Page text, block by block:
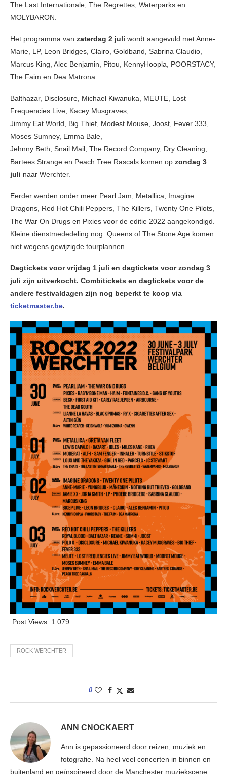
The Last Internationale, The Regrettes, Waterparks en
MOLYBARON.
Het programma van zaterdag 2 juli wordt aangevuld met Anne-
Marie, LP, Leon Bridges, Clairo, Goldband, Sabrina Claudio,
Marcus King, Alec Benjamin, Pitou, KennyHoopla, POORSTACY,
The Faim en Dea Matrona.
Balthazar, Disclosure, Michael Kiwanuka, MEUTE, Lost
Frequencies Live, Kacey Musgraves,
Jimmy Eat World, Big Thief, Modest Mouse, Joost, Fever 333,
Moses Sumney, Emma Bale,
Jehnny Beth, Snail Mail, The Record Company, Dry Cleaning,
Bartees Strange en Peach Tree Rascals komen op zondag 3
juli naar Werchter.
Eerder werden onder meer Pearl Jam, Metallica, Imagine
Dragons, Red Hot Chili Peppers, The Killers, Twenty One Pilots,
The War On Drugs en Pixies voor de editie 2022 aangekondigd.
Kleine dienstmededeling nog: Queens of The Stone Age komen
niet wegens gewijzigde tourplannen.
Dagtickets voor vrijdag 1 juli en dagtickets voor zondag 3
juli zijn uitverkocht. Combitickets en dagtickets voor de
andere festivaldagen zijn nog beperkt te koop via
ticketmaster.be.
Post Views: 1.079
ROCK WERCHTER
0
ANN CNOCKAERT
Ann is gepassioneerd door reizen, muziek en
fotografie. Na heel veel concerten in binnen en
buitenland en geïnspireerd door de Manchester muziekscene